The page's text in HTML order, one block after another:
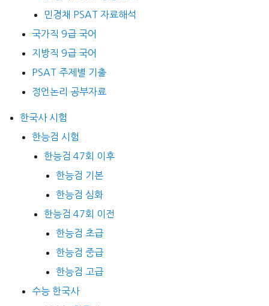
민경채 PSAT 자료해석
국가직 9급 국어
지방직 9급 국어
PSAT 주제별 기출
정언논리 공부자료
한국사 시험
한능검 시험
한능검 47회 이후
한능검 기본
한능검 심화
한능검 47회 이전
한능검 초급
한능검 중급
한능검 고급
수능 한국사